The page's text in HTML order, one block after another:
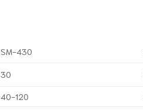
SM-430
30
40-120